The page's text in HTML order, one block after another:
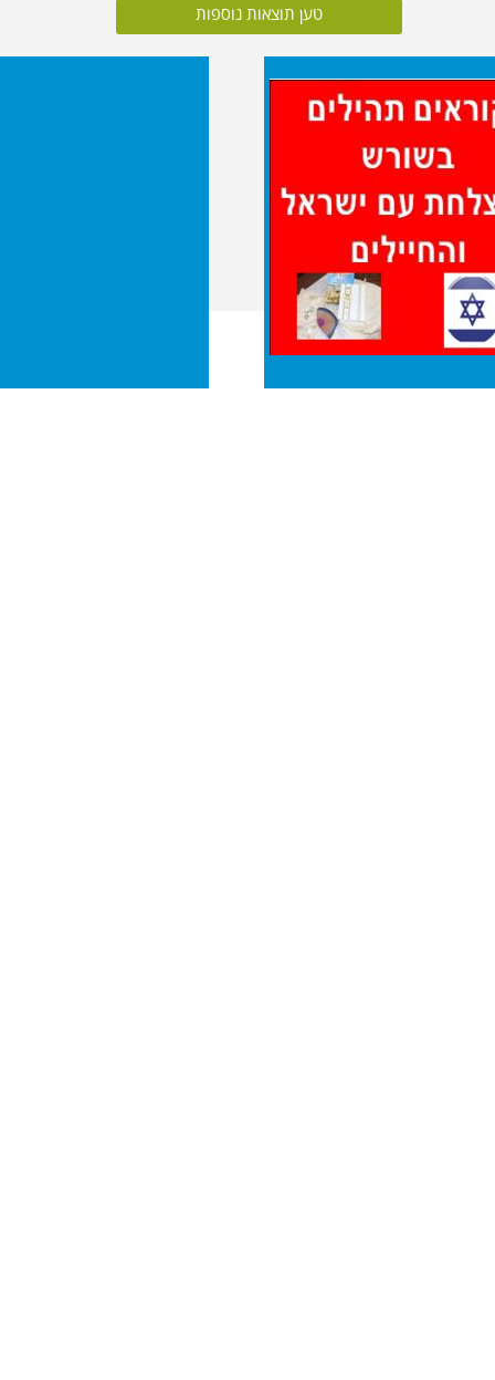
טען תוצאות נוספות